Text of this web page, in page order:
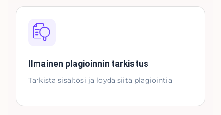
Ilmainen plagioinnin tarkistus
Tarkista sisältösi ja löydä siitä plagiointia